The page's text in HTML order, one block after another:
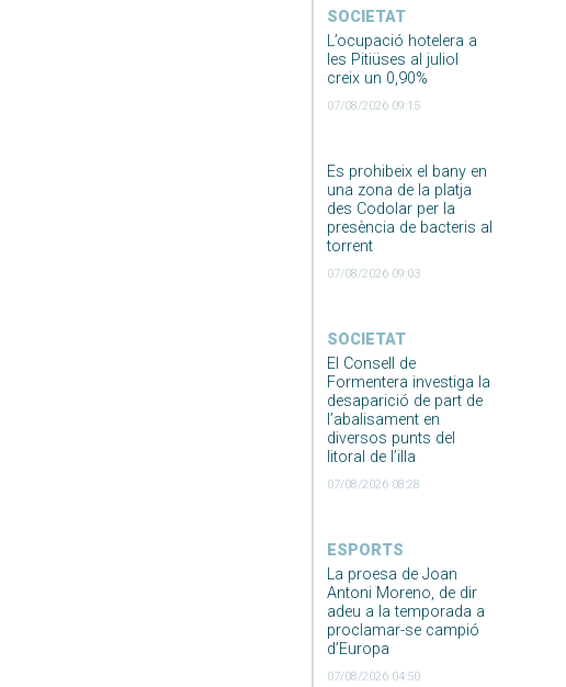
SOCIETAT
L’ocupació hotelera a
les Pitiüses al juliol
creix un 0,90%
07/08/2026 09:15
Es prohibeix el bany en
una zona de la platja
des Codolar per la
presència de bacteris al
torrent
07/08/2026 09:03
SOCIETAT
El Consell de
Formentera investiga la
desaparició de part de
l’abalisament en
diversos punts del
litoral de l’illa
07/08/2026 08:28
ESPORTS
La proesa de Joan
Antoni Moreno, de dir
adeu a la temporada a
proclamar-se campió
d’Europa
07/08/2026 04:50